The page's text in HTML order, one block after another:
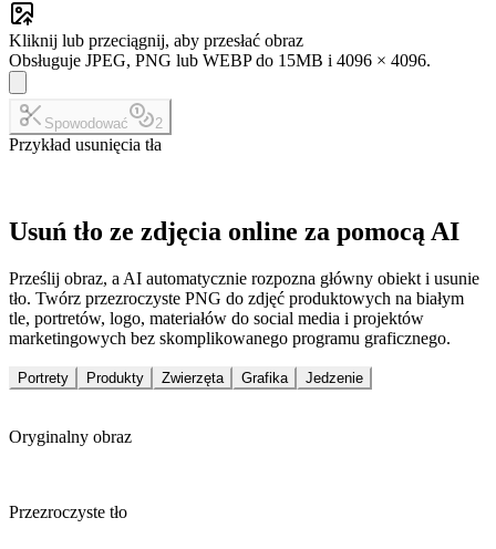
Kliknij lub przeciągnij, aby przesłać obraz
Obsługuje JPEG, PNG lub WEBP do 15MB i 4096 × 4096.
Spowodować 2
Przykład usunięcia tła
Usuń tło ze zdjęcia online za pomocą AI
Prześlij obraz, a AI automatycznie rozpozna główny obiekt i usunie
tło. Twórz przezroczyste PNG do zdjęć produktowych na białym
tle, portretów, logo, materiałów do social media i projektów
marketingowych bez skomplikowanego programu graficznego.
Portrety Produkty Zwierzęta Grafika Jedzenie
Oryginalny obraz
Przezroczyste tło